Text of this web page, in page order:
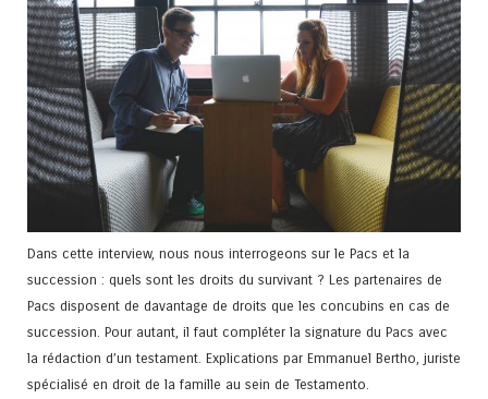
Dans cette interview, nous nous interrogeons sur le Pacs et la
succession : quels sont les droits du survivant ? Les partenaires de
Pacs disposent de davantage de droits que les concubins en cas de
succession. Pour autant, il faut compléter la signature du Pacs avec
la rédaction d’un testament. Explications par Emmanuel Bertho, juriste
spécialisé en droit de la famille au sein de Testamento.